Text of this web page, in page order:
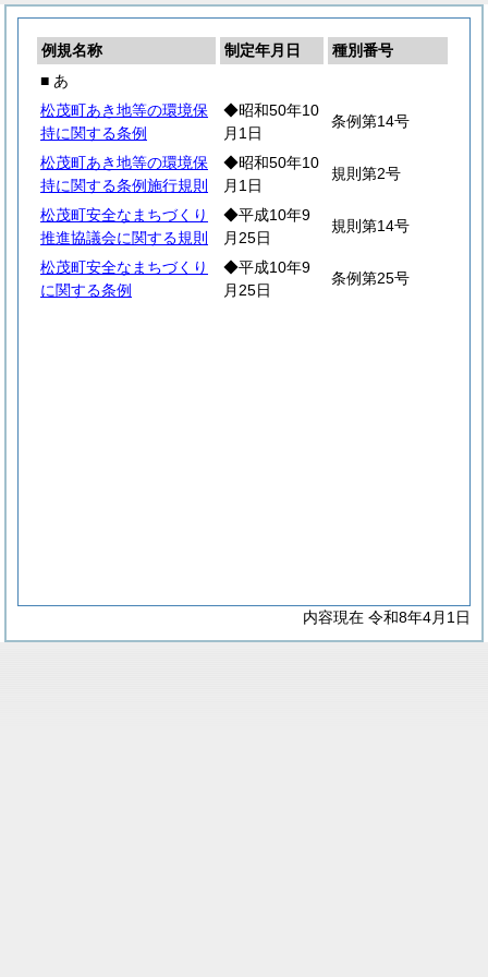
例規名称 制定年月日
種別番号
■ あ
松茂町あき地等の環境保
持に関する条例
◆昭和50年10
月1日
条例第14号
松茂町あき地等の環境保
持に関する条例施行規則
◆昭和50年10
月1日
規則第2号
松茂町安全なまちづくり
推進協議会に関する規則
◆平成10年9
月25日
規則第14号
松茂町安全なまちづくり
に関する条例
◆平成10年9
月25日
条例第25号
内容現在 令和8年4月1日